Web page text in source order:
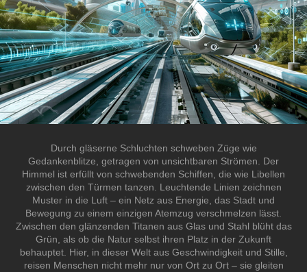
Durch gläserne Schluchten schweben Züge wie
Gedankenblitze, getragen von unsichtbaren Strömen. Der
Himmel ist erfüllt von schwebenden Schiffen, die wie Libellen
zwischen den Türmen tanzen. Leuchtende Linien zeichnen
Muster in die Luft – ein Netz aus Energie, das Stadt und
Bewegung zu einem einzigen Atemzug verschmelzen lässt.
Zwischen den glänzenden Titanen aus Glas und Stahl blüht das
Grün, als ob die Natur selbst ihren Platz in der Zukunft
behauptet. Hier, in dieser Welt aus Geschwindigkeit und Stille,
reisen Menschen nicht mehr nur von Ort zu Ort – sie gleiten